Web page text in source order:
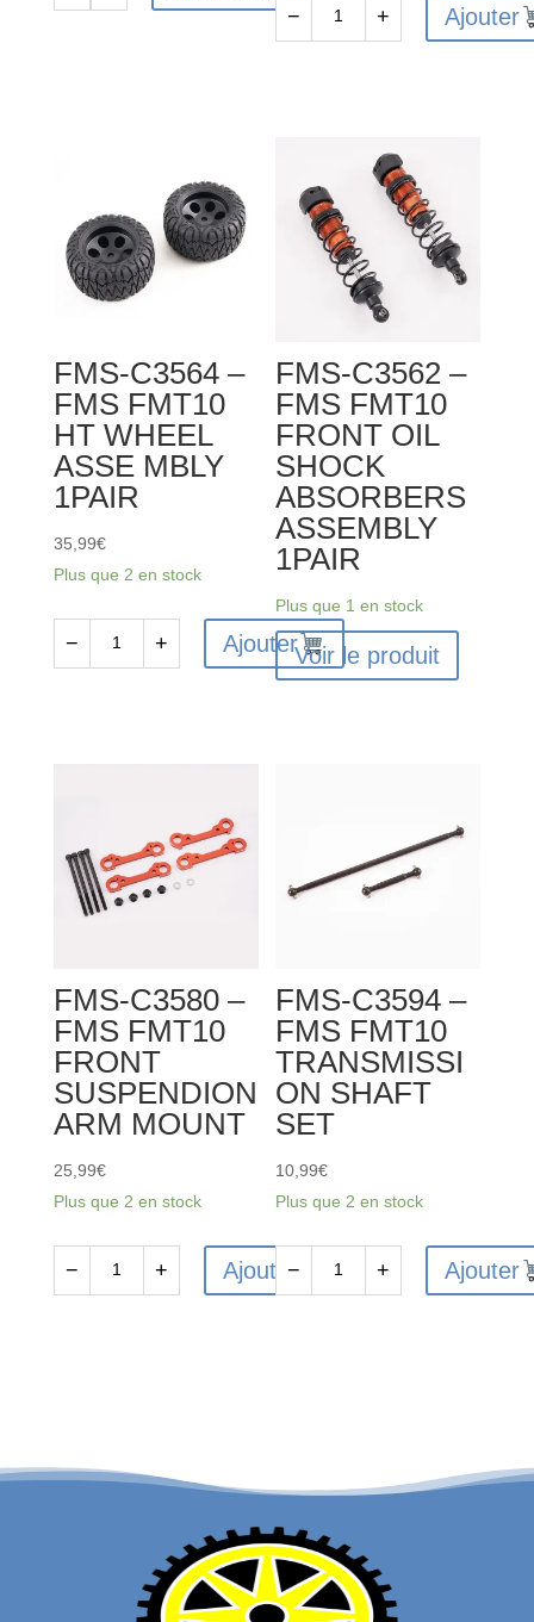
CHASSIS
SUPPORTER
BRACKET
FMS
FMT10
SHOCK
TOWER
− + Ajouter
FMS-C3564 –
FMS FMT10
HT WHEEL
ASSE MBLY
1PAIR
35,99€
Plus que 2 en stock
HT
WHEEL
1PAIR
− + Ajouter
FMS-C3562 –
FMS FMT10
FRONT OIL
SHOCK
ABSORBERS
ASSEMBLY
1PAIR
Plus que 1 en stock
Voir le produit
FMS-C3580 –
FMS FMT10
FRONT
SUSPENDION
ARM MOUNT
25,99€
Plus que 2 en stock
FMT10
− + Ajouter
FMS-C3594 –
FMS FMT10
TRANSMISSI
ON SHAFT
SET
10,99€
Plus que 2 en stock
TRANSMISSION
SHAFT
SET
− + Ajouter